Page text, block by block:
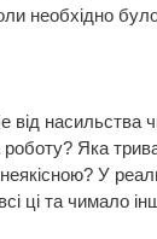
необхідно
від
Яка
У
ці та чимало